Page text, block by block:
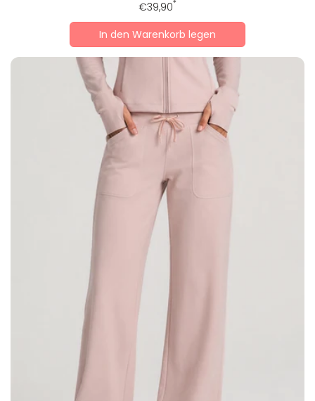
Regulärer
Preis
€39,90*
In den Warenkorb legen